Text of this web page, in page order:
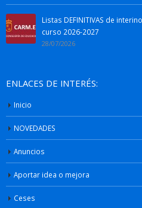
Listas DEFINITIVAS de
curso 2026-2027
28/07/2026
ENLACES DE INTERÉS:
Inicio
NOVEDADES
Anuncios
Aportar idea o mejora
Ceses